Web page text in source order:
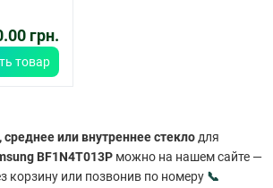
грн.
товар
или внутреннее стекло для
BF1N4T013P можно на нашем сайте —
корзину или позвонив по номеру 📞